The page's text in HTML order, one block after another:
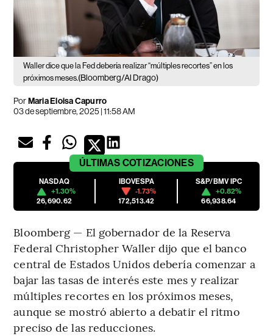
Waller dice que la Fed debería realizar “múltiples recortes” en los
próximos meses.(Bloomberg/Al Drago)
PorMaria Eloisa Capurro
03 de septiembre, 2025 | 11:58 AM
ÚLTIMAS COTIZACIONES
NASDAQ
+1.30%
26,690.62
IBOVESPA
-1.73%
172,513.42
S&P/BMV IPC
+0.82%
66,938.64
Bloomberg — El gobernador de la Reserva
Federal Christopher Waller dijo que el banco
central de Estados Unidos debería comenzar a
bajar las tasas de interés este mes y realizar
múltiples recortes en los próximos meses,
aunque se mostró abierto a debatir el ritmo
preciso de las reducciones.